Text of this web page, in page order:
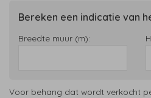
Bereken een indicatie van
Breedte muur (m):
Voor behang dat wordt verkocht